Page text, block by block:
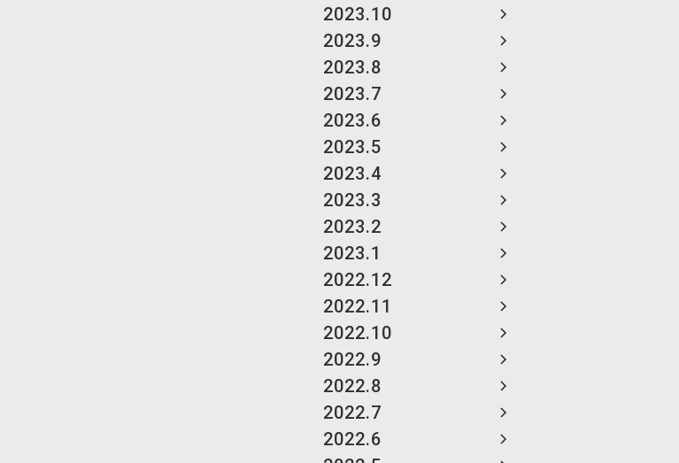
2023.10
2023.9
2023.8
2023.7
2023.6
2023.5
2023.4
2023.3
2023.2
2023.1
2022.12
2022.11
2022.10
2022.9
2022.8
2022.7
2022.6